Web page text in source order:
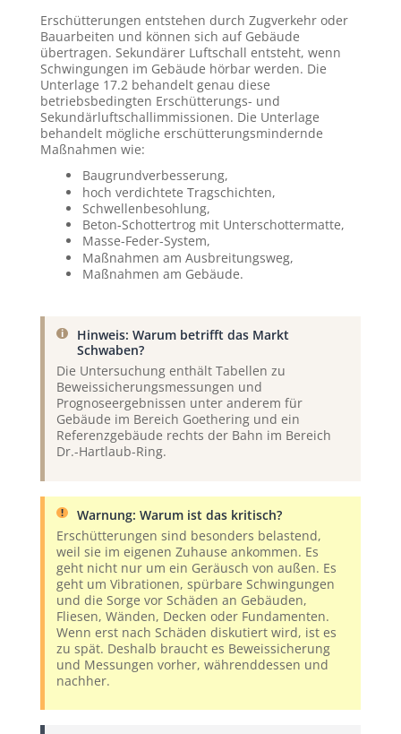
Erschütterungen entstehen durch Zugverkehr oder
Bauarbeiten und können sich auf Gebäude
übertragen. Sekundärer Luftschall entsteht, wenn
Schwingungen im Gebäude hörbar werden. Die
Unterlage 17.2 behandelt genau diese
betriebsbedingten Erschütterungs- und
Sekundärluftschallimmissionen. Die Unterlage
behandelt mögliche erschütterungsmindernde
Maßnahmen wie:
Baugrundverbesserung,
hoch verdichtete Tragschichten,
Schwellenbesohlung,
Beton-Schottertrog mit Unterschottermatte,
Masse-Feder-System,
Maßnahmen am Ausbreitungsweg,
Maßnahmen am Gebäude.
Hinweis: Warum betrifft das Markt
Schwaben?
Die Untersuchung enthält Tabellen zu
Beweissicherungsmessungen und
Prognoseergebnissen unter anderem für
Gebäude im Bereich Goethering und ein
Referenzgebäude rechts der Bahn im Bereich
Dr.-Hartlaub-Ring.
Warnung: Warum ist das kritisch?
Erschütterungen sind besonders belastend,
weil sie im eigenen Zuhause ankommen. Es
geht nicht nur um ein Geräusch von außen. Es
geht um Vibrationen, spürbare Schwingungen
und die Sorge vor Schäden an Gebäuden,
Fliesen, Wänden, Decken oder Fundamenten.
Wenn erst nach Schäden diskutiert wird, ist es
zu spät. Deshalb braucht es Beweissicherung
und Messungen vorher, währenddessen und
nachher.